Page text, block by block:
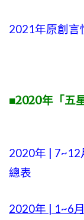
2021年原創言
■2020年「五
2020年 | 7~12
總表
2020年 | 1~6